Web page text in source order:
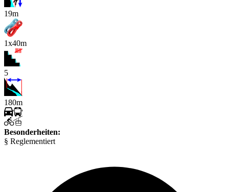
19m
1x40m
5
180m
Besonderheiten:
§ Reglementiert